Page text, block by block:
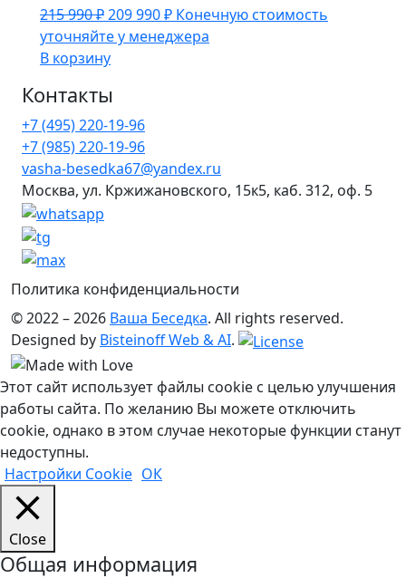
215 990₽ Первоначальная
цена
составляла
990 ₽.
209 990₽Текущая
цена:
Конечную стоимость
уточняйте у менеджера
В корзину
Контакты
+7 (495) 220-19-96
+7 (985) 220-19-96
vasha-besedka67@yandex.ru
Москва, ул. Кржижановского, 15к5, каб. 312, оф. 5
Политика конфиденциальности
© 2022 – 2026 Ваша Беседка. All rights reserved.
Designed by Bisteinoff Web & AI.
Этот сайт использует файлы cookie с целью улучшения
работы сайта. По желанию Вы можете отключить
cookie, однако в этом случае некоторые функции станут
недоступны.
Настройки Cookie ОК
Close
Общая информация